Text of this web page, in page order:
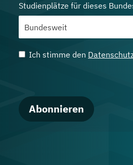
Studienplätze für dieses
Ich stimme den
Abonnieren